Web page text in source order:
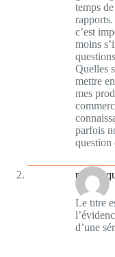
temps
c’est
moins
Quelles
mettre
mes
parfois
question
Le titre
d’une